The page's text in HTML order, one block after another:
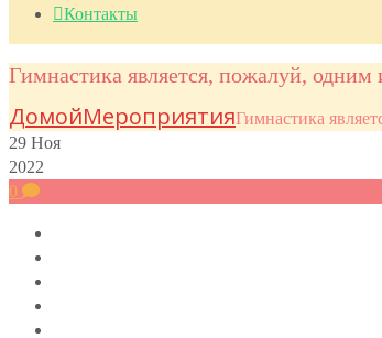
Контакты
Гимнастика является, пожалуй, одним
ДомойМероприятияГимнастика
29 Ноя
2022
0